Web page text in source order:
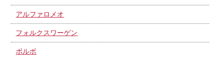
アルファロメオ
フォルクスワーゲン
ボルボ